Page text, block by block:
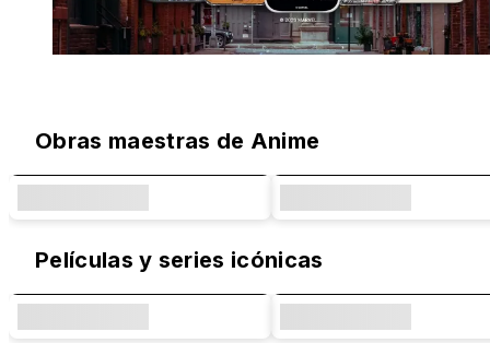
Obras maestras de Anime
Películas y series icónicas